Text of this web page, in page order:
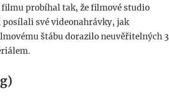
filmu probíhal tak, že filmové studio
své videonahrávky, jak
štábu dorazilo neuvěřitelných 3